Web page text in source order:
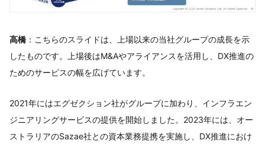
高橋 ：こちらのスライドは、上場以来の当社グループの成長を示
したものです。上場後はM&Aやアライアンスを活用し、DX推進の
ためのサービスの幅を広げています。
2021年にはエグゼクション社がグループに加わり、インフラエン
ジニアリングサービスの提供を開始しました。2023年には、オー
ストラリアのSazae社との資本業務提携を実施し、DX推進におけ